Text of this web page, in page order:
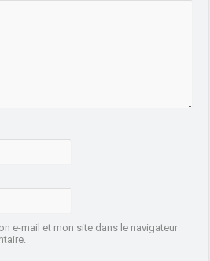
e-mail et mon site dans le navigateur